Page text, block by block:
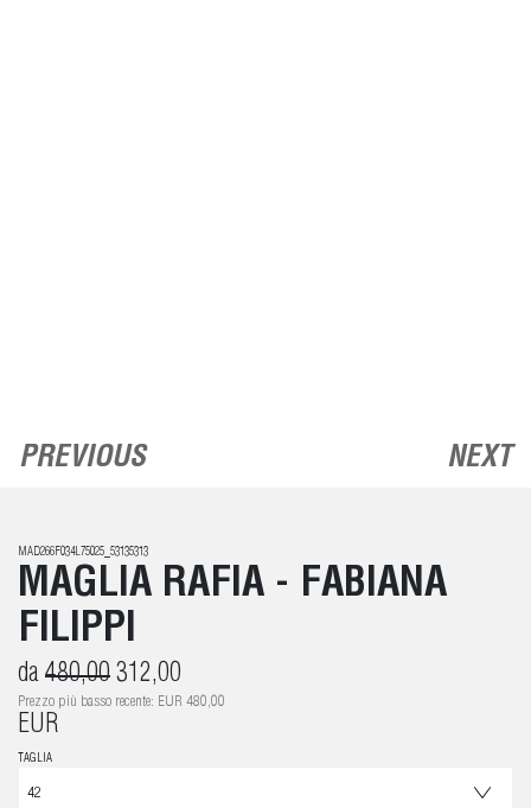
PREVIOUS NEXT
MAD266F034L75025_53135313
MAGLIA RAFIA - FABIANA
FILIPPI
da 480,00 312,00
Prezzo più basso recente: EUR 480,00
EUR
TAGLIA